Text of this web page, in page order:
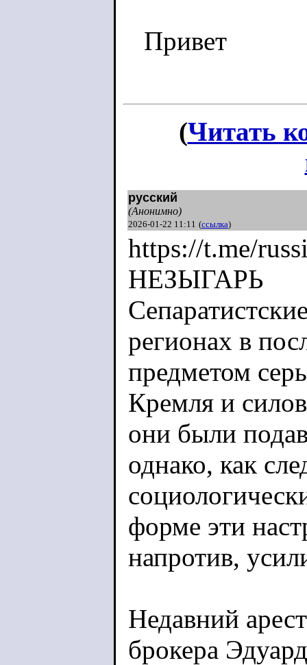
Привет
(Читать
русский
(Анонимно)
2026-01-22 11:11 (ссылка)
https://t.me/
НЕЗЫГАРЬ
регионах в
предметом
Кремля и
они были
однако, как
форме эти
напротив,
Недавний
брокера